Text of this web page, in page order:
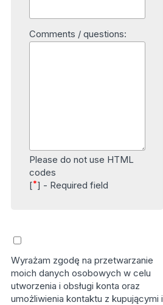
Comments / questions:
Please do not use HTML
codes
[*] - Required field
Wyrażam zgodę na przetwarzanie
moich danych osobowych w celu
utworzenia i obsługi konta oraz
umożliwienia kontaktu z kupującymi i